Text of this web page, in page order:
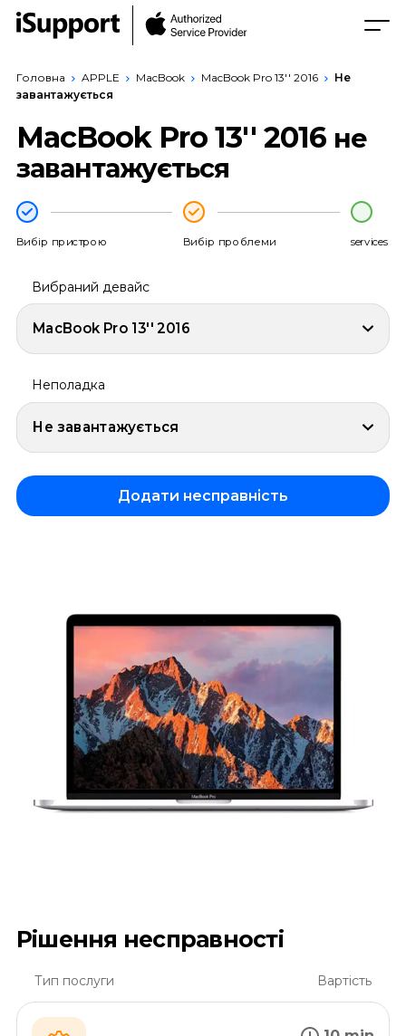
Головна APPLE MacBook MacBook Pro 13'' 2016
Не
завантажується
MacBook Pro 13'' 2016 не
завантажується
Вибір пристрою Вибір проблеми services
Вибраний девайс
MacBook Pro 13'' 2016
Неполадка
Не завантажується
Додати несправність
Рішення несправності
Тип послуги Вартість